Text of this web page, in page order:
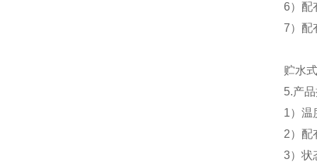
6）配
7）配
贮水
5.产
1）温
2）配
3）状